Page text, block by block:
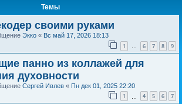
Темы
своими руками
Экко « Вс май 17, 2026 18:13
1 … 6 7 8 9
панно из коллажей для
духовности
Сергей Ивлев « Пн дек 01, 2025 22:20
1 4 5 6 7